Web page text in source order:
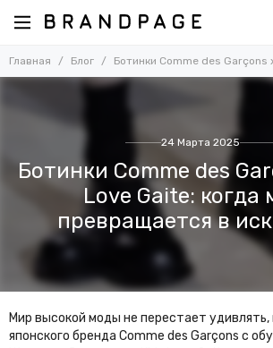
Главная Блог Ботинки Comme des Garçons
24 Марта 2025
Ботинки Comme des
Love Gaite: когда
превращается в
Мир высокой моды не перестает удивлять,
японского бренда Comme des Garçons с